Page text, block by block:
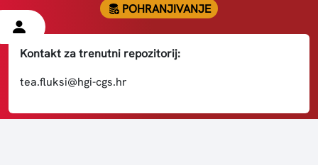
POHRANJIVANJE
Kontakt za trenutni repozitorij:
tea.fluksi@hgi-cgs.hr